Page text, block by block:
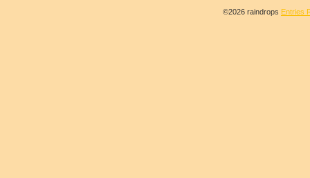
©2026 raindrops Entries